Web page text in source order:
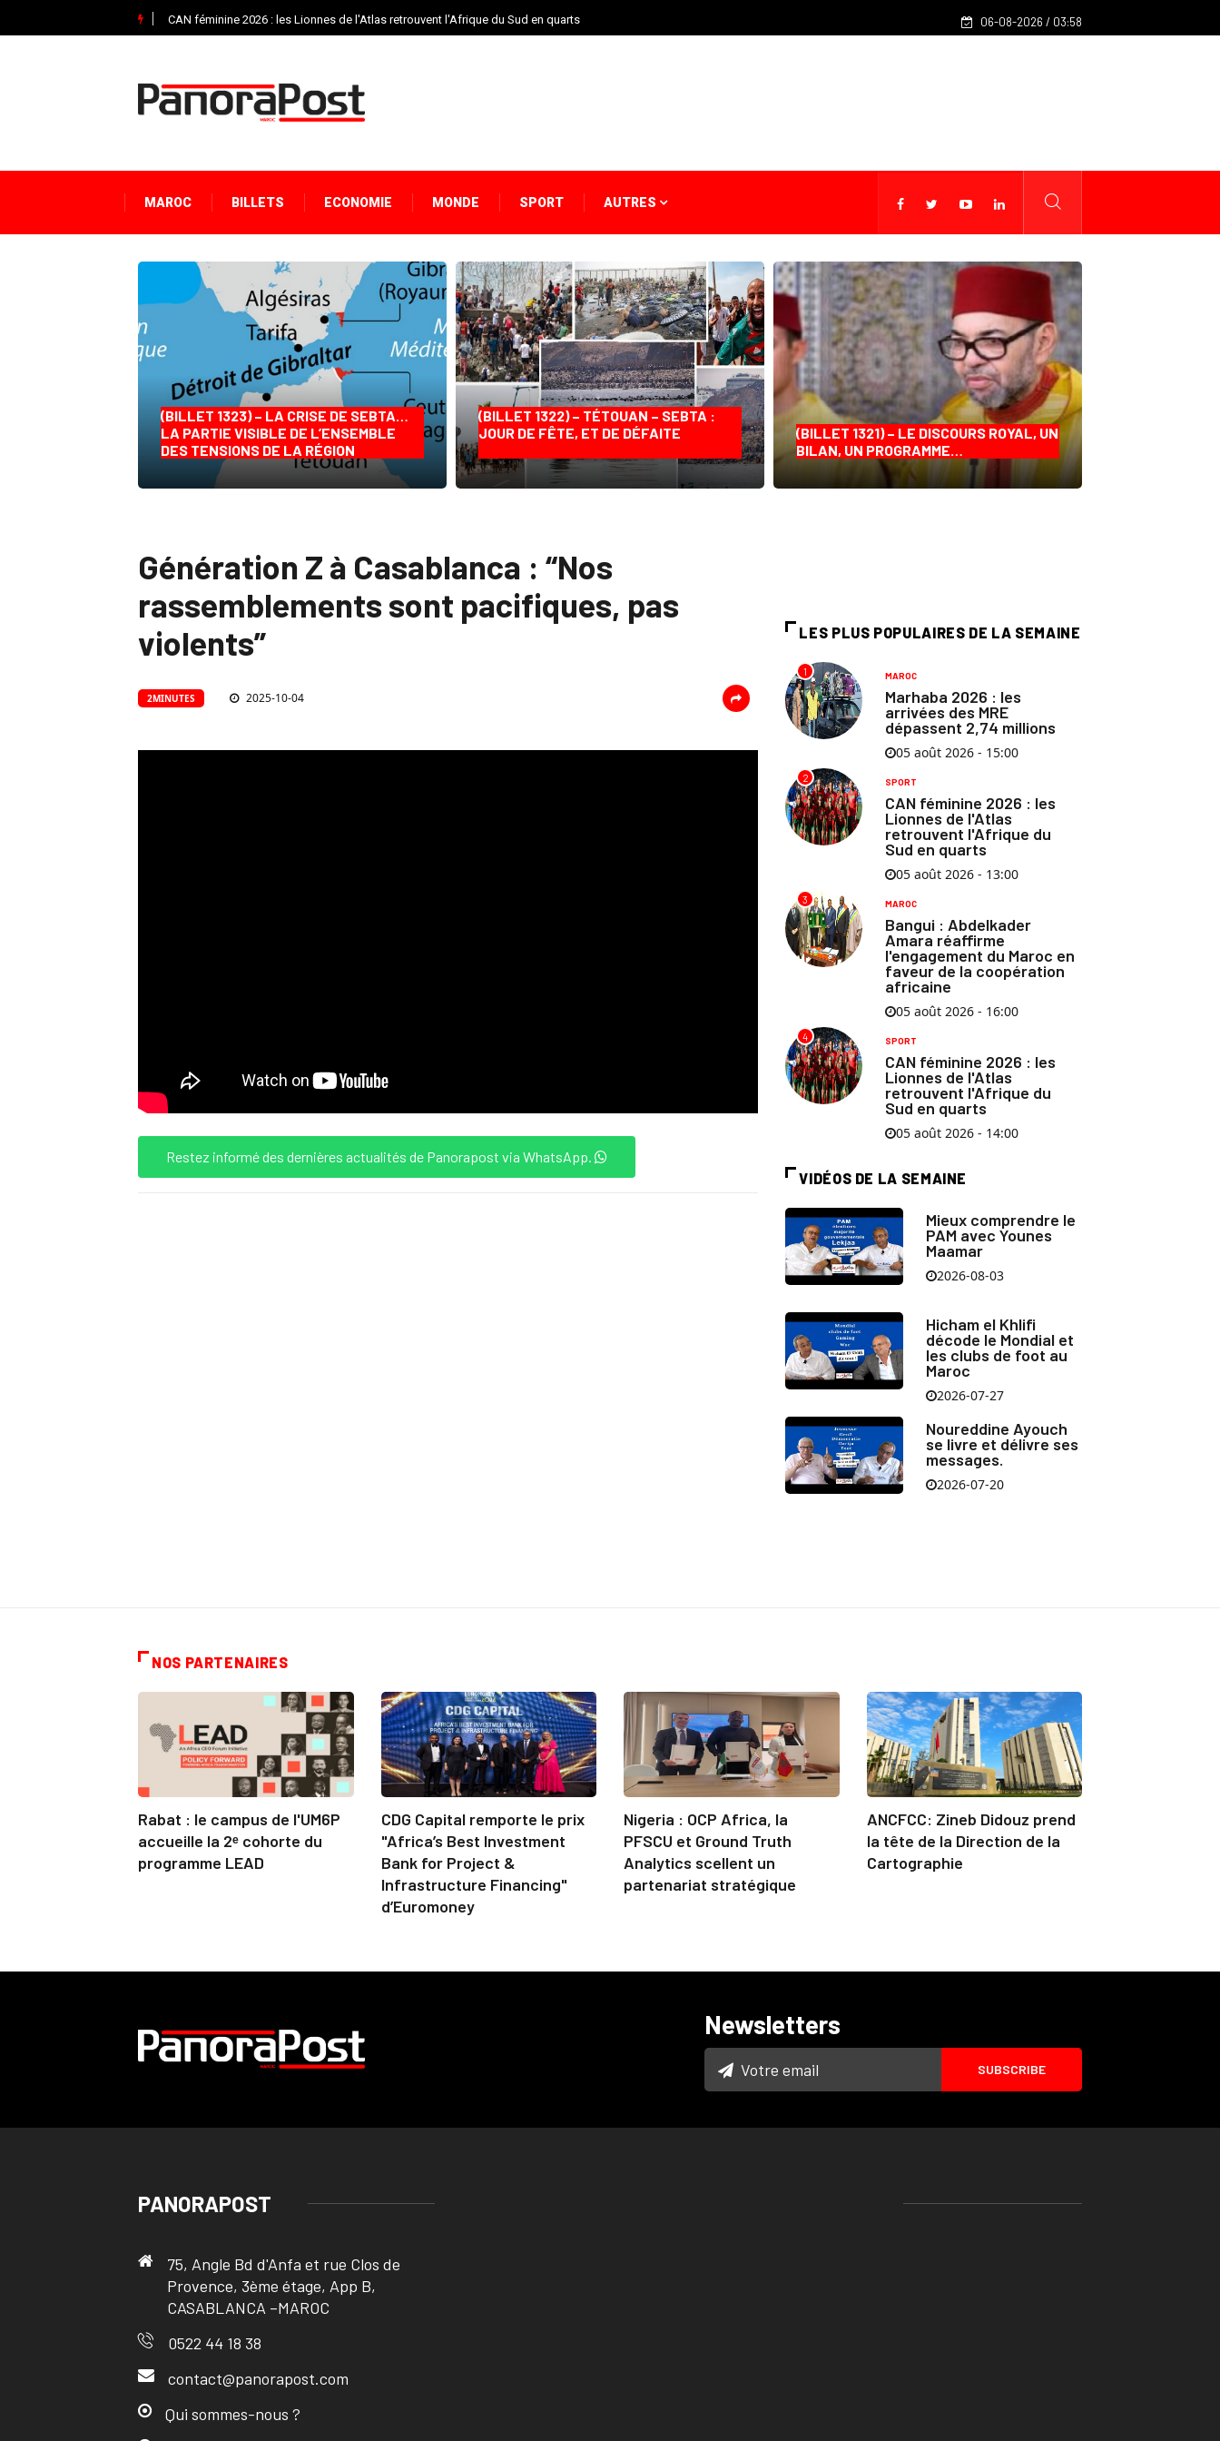
CAN féminine 2026 : les Lionnes de l'Atlas retrouvent l'Afrique du Sud en quarts 06-08-2026 / 03:58
MAROC BILLETS ECONOMIE MONDE SPORT AUTRES
(BILLET 1323) – LA CRISE DE SEBTA…
LA PARTIE VISIBLE DE L’ENSEMBLE
DES TENSIONS DE LA RÉGION
(BILLET 1322) – TÉTOUAN – SEBTA :
JOUR DE FÊTE, ET DE DÉFAITE
(BILLET 1321) – LE DISCOURS ROYAL, UN
BILAN, UN PROGRAMME…
Génération Z à Casablanca : “Nos
rassemblements sont pacifiques, pas
violents”
2MINUTES 2025-10-04
Restez informé des dernières actualités de Panorapost via WhatsApp.
LES PLUS POPULAIRES DE LA SEMAINE
1 MAROC
Marhaba 2026 : les
arrivées des MRE
dépassent 2,74 millions
05 août 2026 - 15:00
2 SPORT
CAN féminine 2026 : les
Lionnes de l'Atlas
retrouvent l'Afrique du
Sud en quarts
05 août 2026 - 13:00
3 MAROC
Bangui : Abdelkader
Amara réaffirme
l'engagement du Maroc en
faveur de la coopération
africaine
05 août 2026 - 16:00
4 SPORT
CAN féminine 2026 : les
Lionnes de l'Atlas
retrouvent l'Afrique du
Sud en quarts
05 août 2026 - 14:00
VIDÉOS DE LA SEMAINE
Mieux comprendre le
PAM avec Younes
Maamar
2026-08-03
Hicham el Khlifi
décode le Mondial et
les clubs de foot au
Maroc
2026-07-27
Noureddine Ayouch
se livre et délivre ses
messages.
2026-07-20
NOS PARTENAIRES
Rabat : le campus de l'UM6P
accueille la 2ᵉ cohorte du
programme LEAD
CDG Capital remporte le prix
"Africa’s Best Investment
Bank for Project &
Infrastructure Financing"
d’Euromoney
Nigeria : OCP Africa, la
PFSCU et Ground Truth
Analytics scellent un
partenariat stratégique
ANCFCC: Zineb Didouz prend
la tête de la Direction de la
Cartographie
Newsletters
PANORAPOST
75, Angle Bd d'Anfa et rue Clos de
Provence, 3ème étage, App B,
CASABLANCA –MAROC
0522 44 18 38
contact@panorapost.com
Qui sommes-nous ?